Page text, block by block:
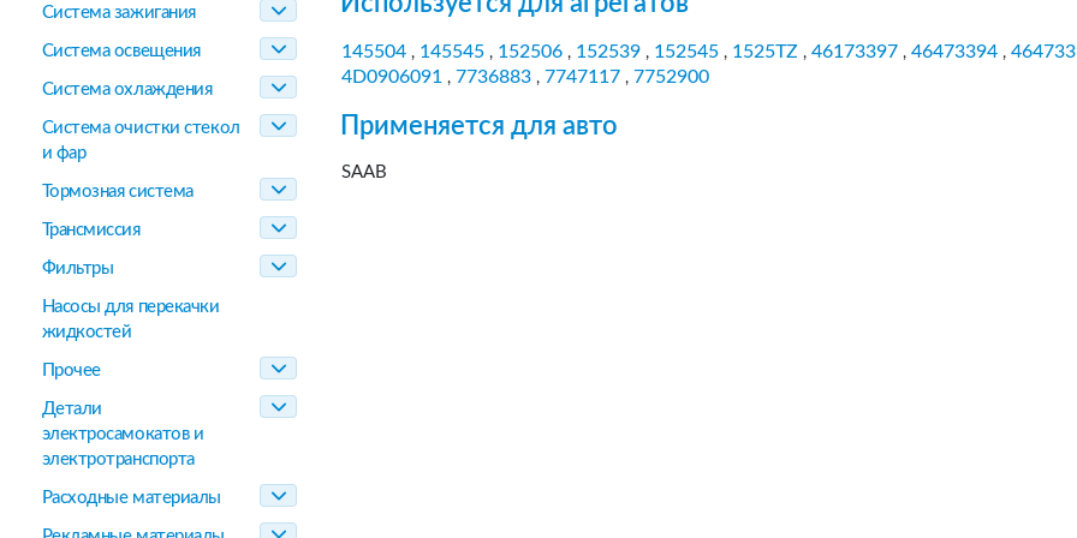
Система зажигания
Система освещения
Система охлаждения
Система очистки стекол
и фар
Тормозная система
Трансмиссия
Фильтры
Насосы для перекачки
жидкостей
Прочее
Детали
электросамокатов и
электротранспорта
Расходные материалы
145504 , 145545 , 152506 , 152539 , 152545 , 1525TZ , 46173397 , 46473394 ,
4D0906091 , 7736883 , 7747117 , 7752900
Применяется для авто
SAAB